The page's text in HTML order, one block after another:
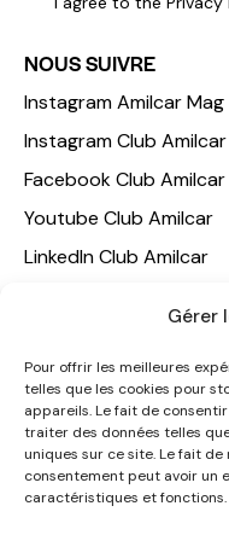
Gérer
Pour offrir les meilleures
telles que les cookies pour
appareils. Le fait de
traiter des données telles
uniques sur ce site. Le fait
consentement peut avoir un
caractéristiques et fonctions.
NOUS SUIVRE
Instagram Amilcar Mag
Instagram Club Amilcar
Facebook Club Amilcar
Youtube Club Amilcar
LinkedIn Club Amilcar
NOTRE GROUPE
ACCUEIL
AMILCAR TRAVEL CLUB
CLUB AMILCAR, Club
AGENCE MEDIANE
CONTACT